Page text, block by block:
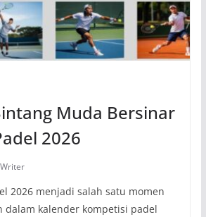
Muda Bersinar
2026
2026 menjadi salah satu momen
dalam kalender kompetisi padel